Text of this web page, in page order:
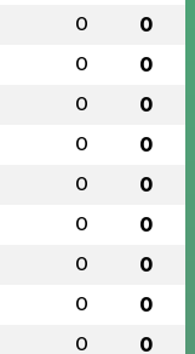
0 0
0 0
0 0
0 0
0 0
0 0
0 0
0 0
0 0